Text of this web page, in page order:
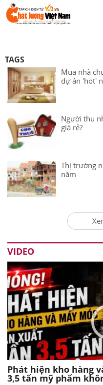
TAGS
Mua nhà
dự án 'hot'
Người thu
giá rẻ?
Thị trường
năm
VIDEO
Phát hiện kho hàng
3,5 tấn mỹ phẩm